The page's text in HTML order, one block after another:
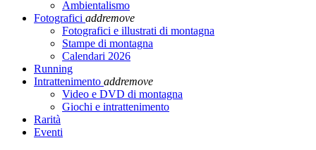
Ambientalismo
Fotografici addremove
Fotografici e illustrati di montagna
Stampe di montagna
Calendari 2026
Running
Intrattenimento addremove
Video e DVD di montagna
Giochi e intrattenimento
Rarità
Eventi